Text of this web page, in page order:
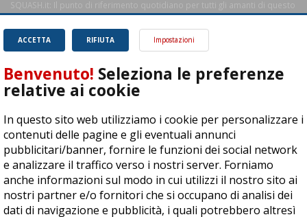
SQUASH.it: Il punto di riferimento quotidiano per tutti gli amanti di questo
RIFIUTA
ACCETTA Impostazioni
Benvenuto! Seleziona le preferenze
relative ai cookie
In questo sito web utilizziamo i cookie per personalizzare i
contenuti delle pagine e gli eventuali annunci
pubblicitari/banner, fornire le funzioni dei social network
e analizzare il traffico verso i nostri server. Forniamo
anche informazioni sul modo in cui utilizzi il nostro sito ai
nostri partner e/o fornitori che si occupano di analisi dei
dati di navigazione e pubblicità, i quali potrebbero altresì
04278030988
© Copyright 2015 | All Rights Reserved - Powered byDynDevice
Privacy Policy Cookie Policy Accessibilità Sitemap